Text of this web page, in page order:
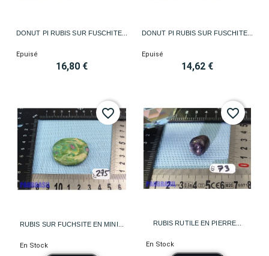
DONUT PI RUBIS SUR FUSCHITE...
Epuisé
16,80 €
DONUT PI RUBIS SUR FUSCHITE...
Epuisé
14,62 €
RUBIS SUR FUCHSITE EN MINI...
En Stock
favorite_border
RUBIS RUTILE EN PIERRE...
En Stock
favorite_border